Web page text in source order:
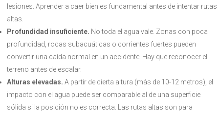
lesiones. Aprender a caer bien es fundamental antes de intentar rutas
altas.
Profundidad insuficiente. No toda el agua vale. Zonas con poca
profundidad, rocas subacuáticas o corrientes fuertes pueden
convertir una caída normal en un accidente. Hay que reconocer el
terreno antes de escalar.
Alturas elevadas. A partir de cierta altura (más de 10-12 metros), el
impacto con el agua puede ser comparable al de una superficie
sólida si la posición no es correcta. Las rutas altas son para